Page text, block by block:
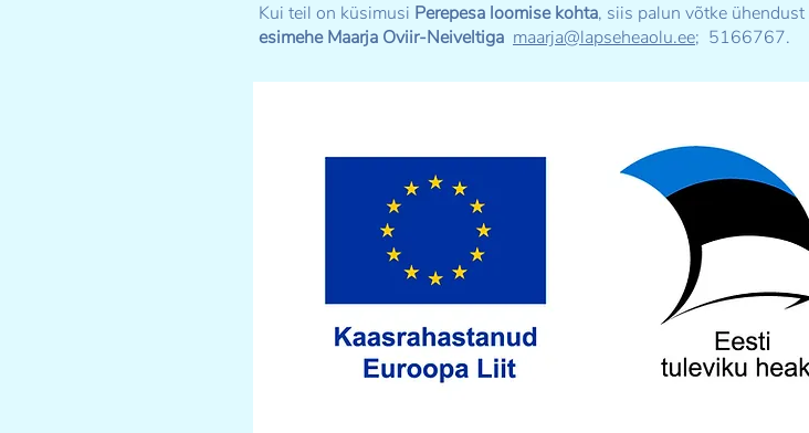
Kui teil on küsimusi Perepesa loomise kohta, siis palun võtke ühendust
esimehe Maarja Oviir-Neiveltiga maarja@lapseheaolu.ee; 5166767.